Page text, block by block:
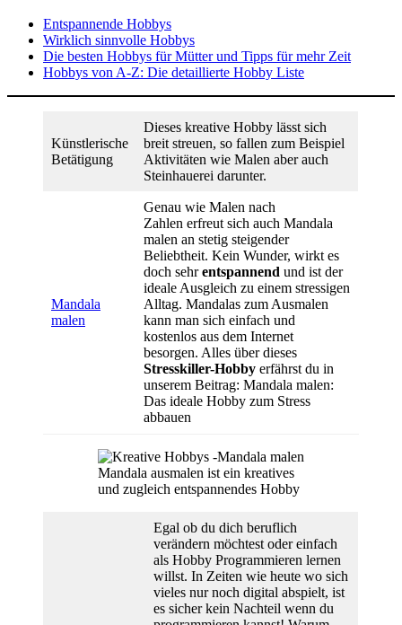
Entspannende Hobbys
Wirklich sinnvolle Hobbys
Die besten Hobbys für Mütter und Tipps für mehr Zeit
Hobbys von A-Z: Die detaillierte Hobby Liste
Künstlerische
Betätigung
Dieses kreative Hobby lässt sich
breit streuen, so fallen zum Beispiel
Aktivitäten wie Malen aber auch
Steinhauerei darunter.
Mandala
malen
Genau wie Malen nach
Zahlen erfreut sich auch Mandala
malen an stetig steigender
Beliebtheit. Kein Wunder, wirkt es
doch sehrentspannend und ist der
ideale Ausgleich zu einem stressigen
Alltag. Mandalas zum Ausmalen
kann man sich einfach und
kostenlos aus dem Internet
besorgen. Alles über dieses
Stresskiller-Hobby erfährst du in
unserem Beitrag: Mandala malen:
Das ideale Hobby zum Stress
abbauen
Mandala ausmalen ist ein kreatives
und zugleich entspannendes Hobby
Egal ob du dich beruflich
verändern möchtest oder einfach
als Hobby Programmieren lernen
willst. In Zeiten wie heute wo sich
vieles nur noch digital abspielt, ist
es sicher kein Nachteil wenn du